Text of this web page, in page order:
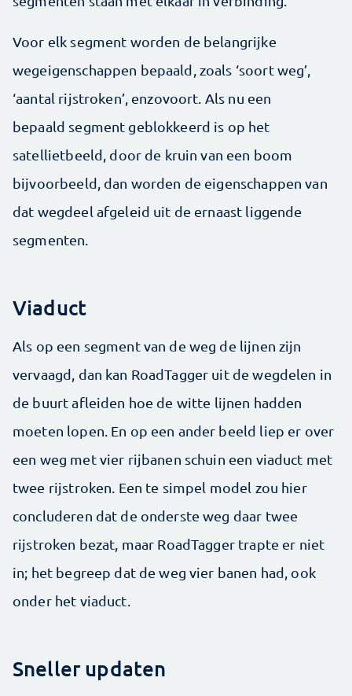
Voor elk segment worden de belangrijke
wegeigenschappen bepaald, zoals ‘soort weg’,
‘aantal rijstroken’, enzovoort. Als nu een
bepaald segment geblokkeerd is op het
satellietbeeld, door de kruin van een boom
bijvoorbeeld, dan worden de eigenschappen van
dat wegdeel afgeleid uit de ernaast liggende
segmenten.
Viaduct
Als op een segment van de weg de lijnen zijn
vervaagd, dan kan RoadTagger uit de wegdelen in
de buurt afleiden hoe de witte lijnen hadden
moeten lopen. En op een ander beeld liep er over
een weg met vier rijbanen schuin een viaduct met
twee rijstroken. Een te simpel model zou hier
concluderen dat de onderste weg daar twee
rijstroken bezat, maar RoadTagger trapte er niet
in; het begreep dat de weg vier banen had, ook
onder het viaduct.
Sneller updaten